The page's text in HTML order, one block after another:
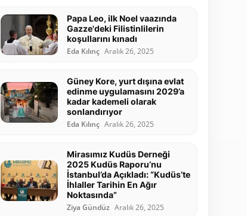
Papa Leo, ilk Noel vaazında
Gazze'deki Filistinlilerin
koşullarını kınadı
Eda Kılınç Aralık 26, 2025
Güney Kore, yurt dışına evlat
edinme uygulamasını 2029’a
kadar kademeli olarak
sonlandırıyor
Eda Kılınç Aralık 26, 2025
Mirasımız Kudüs Derneği
2025 Kudüs Raporu’nu
İstanbul’da Açıkladı: “Kudüs’te
İhlaller Tarihin En Ağır
Noktasında”
Ziya Gündüz Aralık 26, 2025